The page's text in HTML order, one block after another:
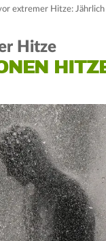
extremer Hitze: Jährlich
Hitze